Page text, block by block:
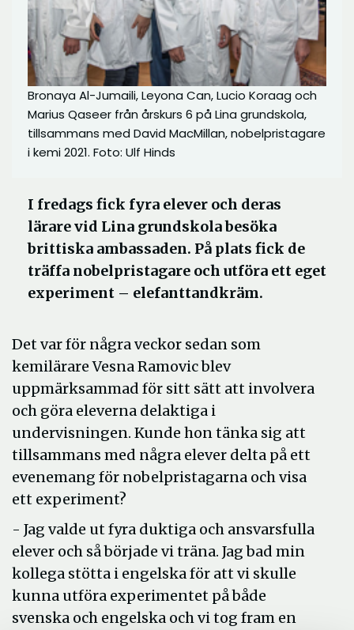
Bronaya Al-Jumaili, Leyona Can, Lucio Koraag och
Marius Qaseer från årskurs 6 på Lina grundskola,
tillsammans med David MacMillan, nobelpristagare
i kemi 2021. Foto: Ulf Hinds
I fredags fick fyra elever och deras
lärare vid Lina grundskola besöka
brittiska ambassaden. På plats fick de
träffa nobelpristagare och utföra ett eget
experiment – elefanttandkräm.
Det var för några veckor sedan som
kemilärare Vesna Ramovic blev
uppmärksammad för sitt sätt att involvera
och göra eleverna delaktiga i
undervisningen. Kunde hon tänka sig att
tillsammans med några elever delta på ett
evenemang för nobelpristagarna och visa
ett experiment?
- Jag valde ut fyra duktiga och ansvarsfulla
elever och så började vi träna. Jag bad min
kollega stötta i engelska för att vi skulle
kunna utföra experimentet på både
svenska och engelska och vi tog fram en